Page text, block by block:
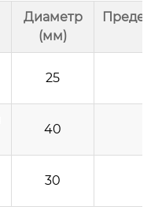
Диаметр
(мм)
25
40
30